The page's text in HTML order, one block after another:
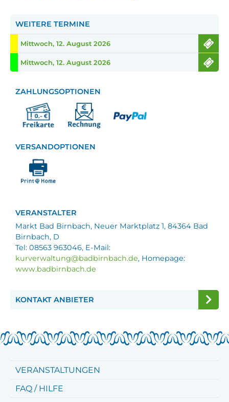
WEITERE TERMINE
Mittwoch, 12. August 2026
Mittwoch, 12. August 2026
ZAHLUNGSOPTIONEN
VERSANDOPTIONEN
VERANSTALTER
Markt Bad Birnbach, Neuer Marktplatz 1, 84364 Bad
Birnbach, D
Tel: 08563 963046, E-Mail:
kurverwaltung@badbirnbach.de, Homepage:
www.badbirnbach.de
KONTAKT ANBIETER
VERANSTALTUNGEN
FAQ / HILFE